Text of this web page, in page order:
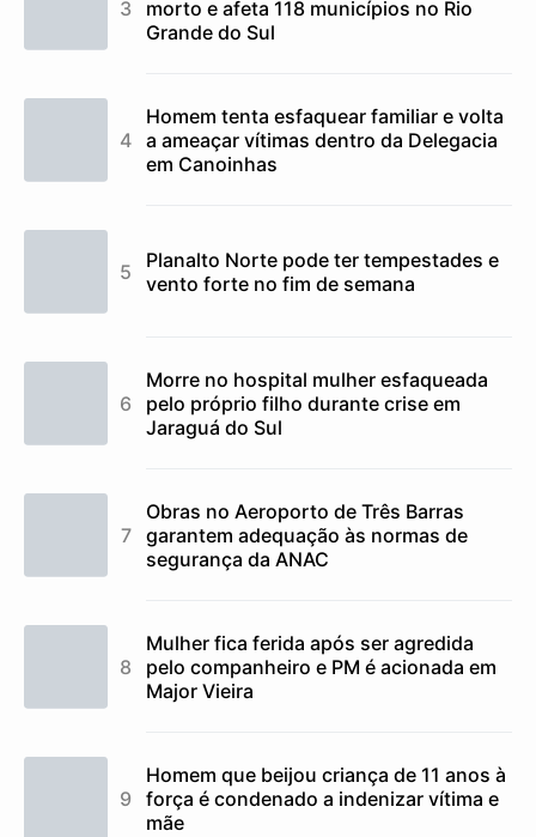
morto e afeta 118 municípios no Rio
Grande do Sul
Homem tenta esfaquear familiar e volta
a ameaçar vítimas dentro da Delegacia
em Canoinhas
Planalto Norte pode ter tempestades e
vento forte no fim de semana
Morre no hospital mulher esfaqueada
pelo próprio filho durante crise em
Jaraguá do Sul
Obras no Aeroporto de Três Barras
garantem adequação às normas de
segurança da ANAC
Mulher fica ferida após ser agredida
pelo companheiro e PM é acionada em
Major Vieira
Homem que beijou criança de 11 anos à
força é condenado a indenizar vítima e
mãe